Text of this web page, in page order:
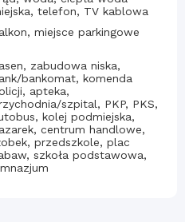
telefon, TV kablowa
miejsce parkingowe
zabudowa niska,
bankomat, komenda
apteka,
szpital, PKP, PKS,
kolej podmiejska,
centrum handlowe,
przedszkole, plac
szkoła podstawowa,